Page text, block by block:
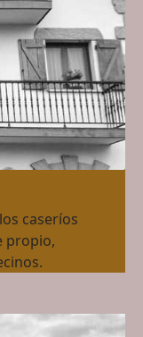
caseríos
propio,